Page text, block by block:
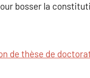
bosser la
de thèse de